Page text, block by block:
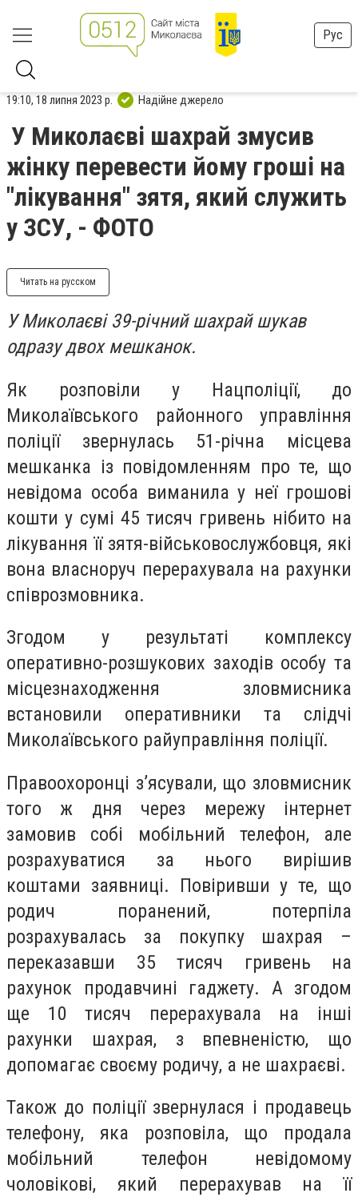
Рус
19:10, 18 липня 2023 р. Надійне джерело
У Миколаєві шахрай змусив
жінку перевести йому гроші на
"лікування" зятя, який служить
у ЗСУ, - ФОТО
Читать на русском
У Миколаєві 39-річний шахрай шукав
одразу двох мешканок.
Як розповіли у Нацполіції, до
Миколаївського районного управління
поліції звернулась 51-річна місцева
мешканка із повідомленням про те, що
невідома особа виманила у неї грошові
кошти у сумі 45 тисяч гривень нібито на
лікування її зятя-військовослужбовця, які
вона власноруч перерахувала на рахунки
співрозмовника.
Згодом у результаті комплексу
оперативно-розшукових заходів особу та
місцезнаходження зловмисника
встановили оперативники та слідчі
Миколаївського райуправління поліції.
Правоохоронці з’ясували, що зловмисник
того ж дня через мережу інтернет
замовив собі мобільний телефон, але
розрахуватися за нього вирішив
коштами заявниці. Повіривши у те, що
родич поранений, потерпіла
розрахувалась за покупку шахрая –
переказавши 35 тисяч гривень на
рахунок продавчині гаджету. А згодом
ще 10 тисяч перерахувала на інші
рахунки шахрая, з впевненістю, що
допомагає своєму родичу, а не шахраєві.
Також до поліції звернулася і продавець
телефону, яка розповіла, що продала
мобільний телефон невідомому
чоловікові, який перерахував на її